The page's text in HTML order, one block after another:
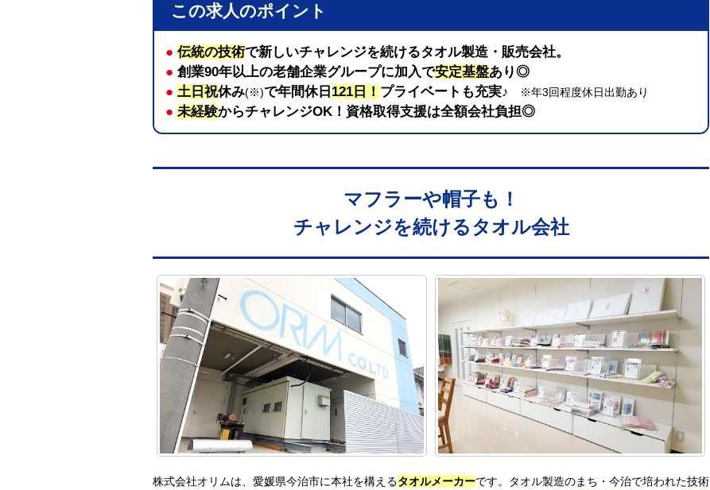
この求人のポイント
● 伝統の技術で新しいチャレンジを続けるタオル製造・販売会社。
● 創業90年以上の老舗企業グループに加入で安定基盤あり◎
● 土日祝休み(※)で年間休日 121日！ プライベートも充実♪ ※年3回程度休日出勤あり
● 未経験からチャレンジOK！資格取得支援は全額会社負担◎
マフラーや帽子も！
チャレンジを続けるタオル会社
株式会社オリムは、愛媛県今治市に本社を構えるタオルメーカーです。タオル製造のまち・今治で培われた技術